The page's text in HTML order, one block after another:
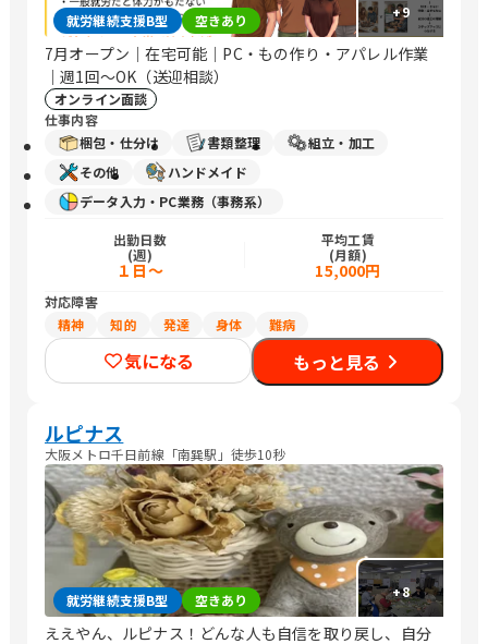
+9
就労継続支援B型 空きあり
7月オープン｜在宅可能｜PC・もの作り・アパレル作業
｜週1回〜OK（送迎相談）
オンライン面談
仕事内容
梱包・仕分け
書類整理
組立・加工
その他
ハンドメイド
データ入力・PC業務（事務系）
出勤日数
(週)
１日～
平均工賃
(月額)
15,000円
対応障害
精神
知的 発達 身体 難病
気になる もっと見る
ルピナス
大阪メトロ千日前線「南巽駅」徒歩10秒
+8
就労継続支援B型 空きあり
ええやん、ルピナス！どんな人も自信を取り戻し、自分